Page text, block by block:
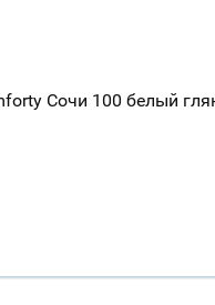
Сочи 100 белый